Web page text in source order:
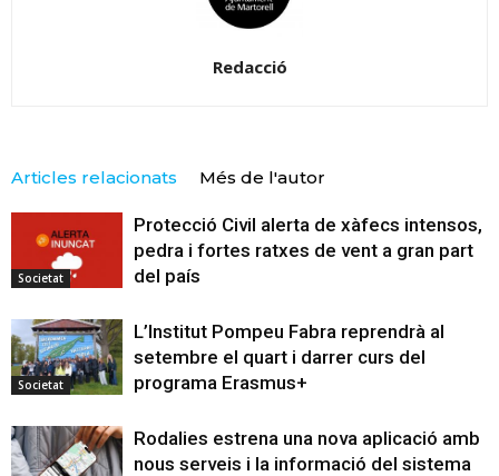
Redacció
Articles relacionats Més de l'autor
Societat
Protecció Civil alerta de xàfecs intensos,
pedra i fortes ratxes de vent a gran part
del país
Societat
L’Institut Pompeu Fabra reprendrà al
setembre el quart i darrer curs del
programa Erasmus+
Rodalies estrena una nova aplicació amb
nous serveis i la informació del sistema